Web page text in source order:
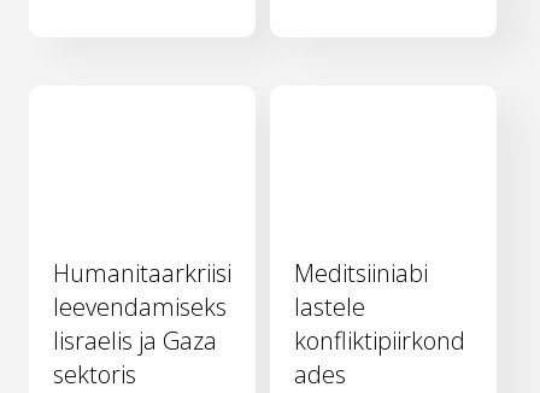
Humanitaarkriisi
leevendamiseks
Iisraelis ja Gaza
sektoris
Meditsiiniabi
lastele
konfliktipiirkond
ades